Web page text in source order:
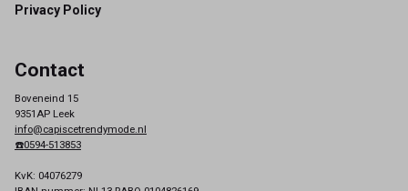
Privacy Policy
Contact
Boveneind 15
9351AP Leek
info@capiscetrendymode.nl
☎️0594-513853
KvK: 04076279